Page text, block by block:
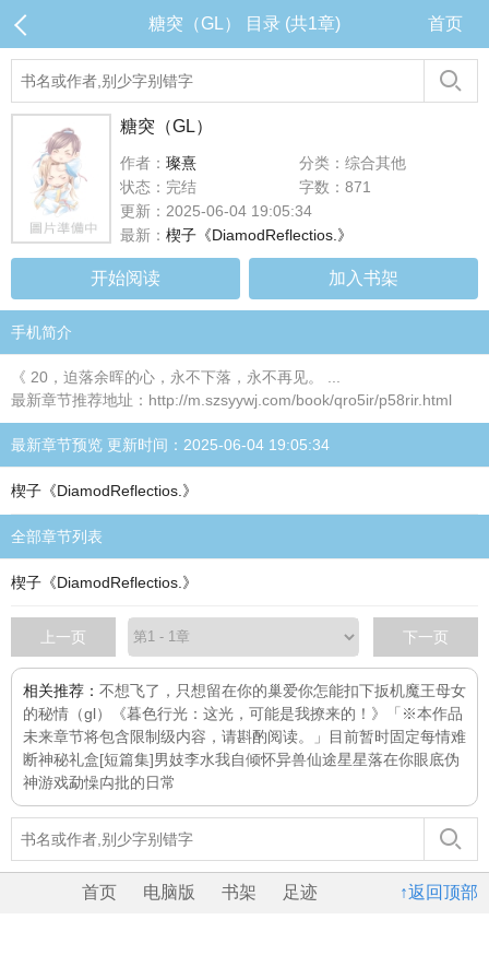
糖突（GL） 目录 (共1章) 首页
糖突（GL）
作者： 璨熹
分类：综合其他
状态：完结
字数：871
更新：2025-06-04 19:05:34
最新： 楔子《DiamodReflectios.》
开始阅读 加入书架
手机简介
《 20，迫落余晖的心，永不下落，永不再见。 ...
最新章节推荐地址：http://m.szsyywj.com/book/qro5ir/p58rir.html
最新章节预览 更新时间：2025-06-04 19:05:34
楔子《DiamodReflectios.》
全部章节列表
楔子《DiamodReflectios.》
上一页 下一页
相关推荐： 不想飞了，只想留在你的巢爱你怎能扣下扳机魔王母女
的秘情（gl）
《暮色行光：这光，可能是我撩来的！》「※本作品
未来章节将包含限制级内容，请斟酌阅读。」目前暂时固定每情难
断神秘礼盒[短篇集]男妓李水我自倾怀异兽仙途星星落在你眼底伪
神游戏勐懆禸批的日常
↑返回顶部
首页 电脑版 书架 足迹